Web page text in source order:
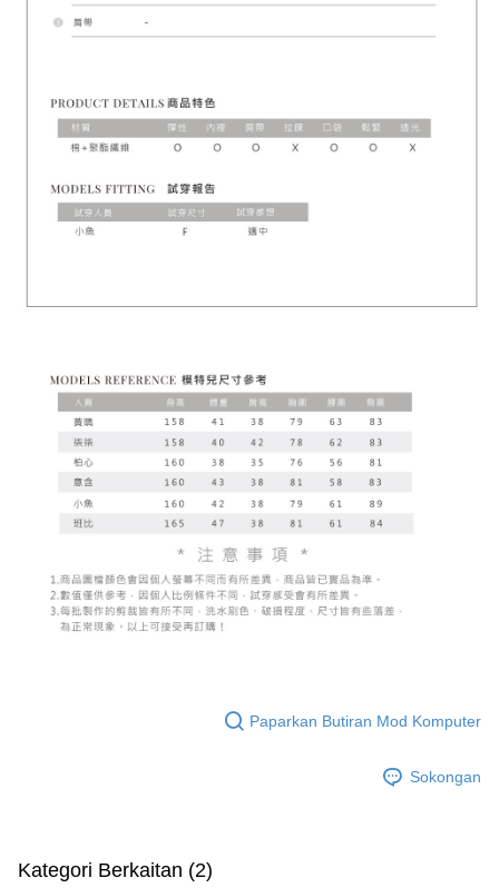
Paparkan Butiran Mod Komputer
Sokongan
Kategori Berkaitan (2)